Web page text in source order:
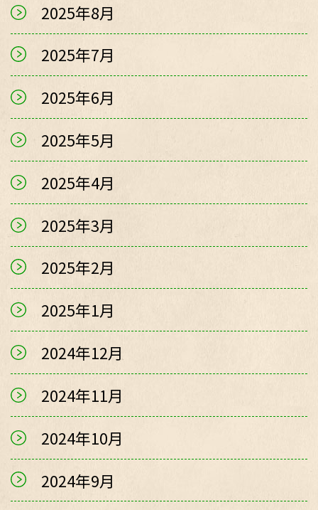
2025年8月
2025年7月
2025年6月
2025年5月
2025年4月
2025年3月
2025年2月
2025年1月
2024年12月
2024年11月
2024年10月
2024年9月